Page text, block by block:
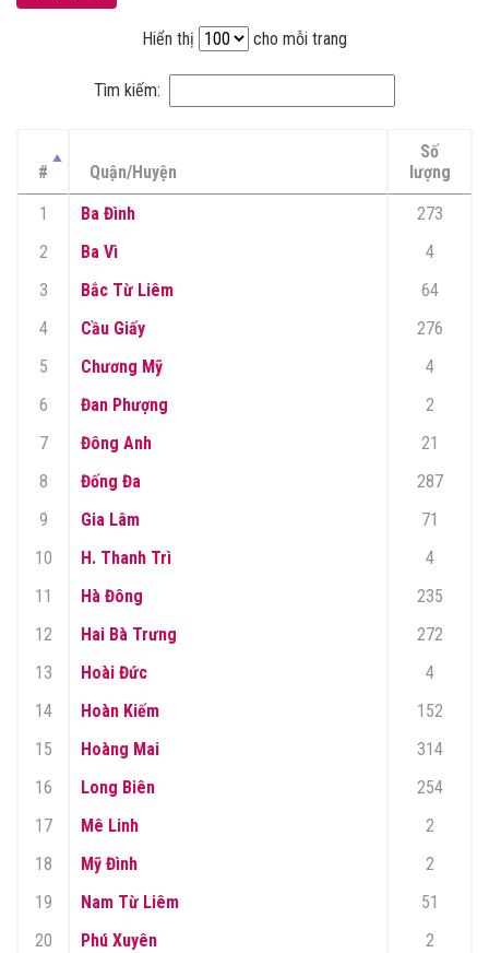
Hiển thị cho mỗi trang
Tìm kiếm:
# Quận/Huyện
Số
lượng
1
Ba Đình
273
2
Ba Vì
4
3
Bắc Từ Liêm
64
4
Cầu Giấy
276
5
Chương Mỹ
4
6
Đan Phượng
2
7
Đông Anh
21
8
Đống Đa
287
9
Gia Lâm
71
10
H. Thanh Trì
4
11
Hà Đông
235
12
Hai Bà Trưng
272
13
Hoài Đức
4
14
Hoàn Kiếm
152
15
Hoàng Mai
314
16
Long Biên
254
17
Mê Linh
2
18
Mỹ Đình
2
19
Nam Từ Liêm
51
20
Phú Xuyên
2